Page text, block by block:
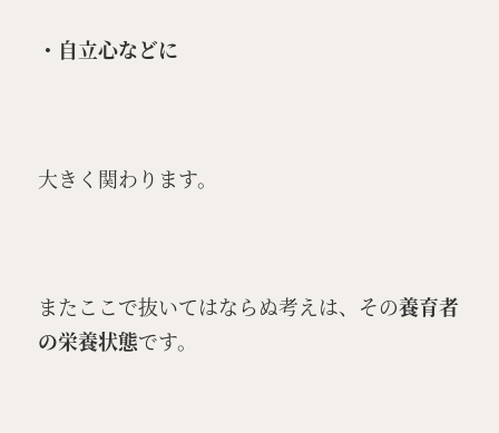
・自立心などに
大きく関わります。
またここで抜いてはならぬ考えは、その養育者
の栄養状態です。